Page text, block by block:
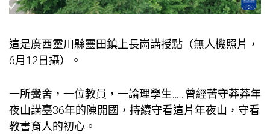
這是廣西靈川縣靈田鎮上長崗講授點（無人機照片，
6月12日攝）。
一所黌舍，一位教員，一論理學生……曾經苦守莽莽年
夜山講臺36年的陳開國，持續守看這片年夜山，守看
教書育人的初心。